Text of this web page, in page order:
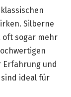
Silberne
oft sogar mehr
Erfahrung und
sind ideal für